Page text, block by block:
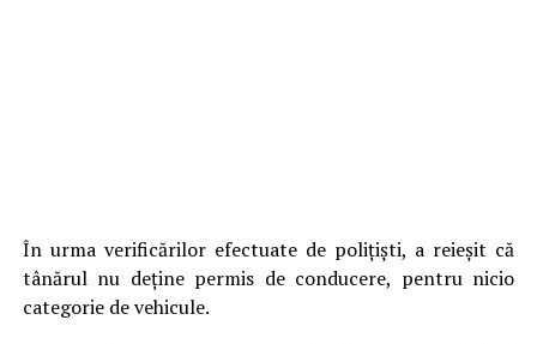
În urma verificărilor efectuate de polițiști, a reieșit că
tânărul nu deține permis de conducere, pentru nicio
categorie de vehicule.